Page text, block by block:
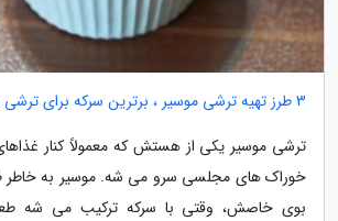
3 طرز تهیه ترشی موسیر ، برترین سرکه برای ترشی موسیر چیه؟
ترشی موسیر یکی از هستش که معمولاً کنار
خوراک های مجلسی سرو می شه. موسیر به خاطر
بوی خاصش، وقتی با سرکه ترکیب می شه